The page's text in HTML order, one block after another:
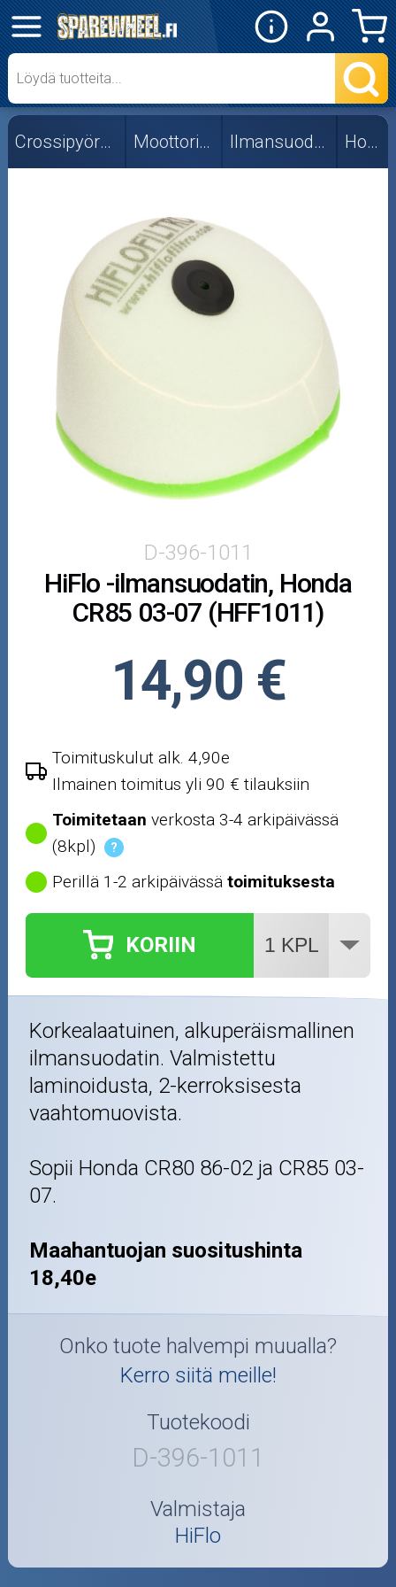
✕
Mopon osat
Skootterin osat
Crossipyörän osat
Moottoripyörän osat
Moottorikelkan osat
Mopoauton osat
Mönkijän osat
Ajovarusteet
Nastarenkaat
Öljyt ja kemikaalit
Työkalut
Outlet-tuotteet
Crossipyörän osat Moottorin osat Ilmansuodattimet Honda
D-396-1011
HiFlo -ilmansuodatin, Honda
CR85 03-07 (HFF1011)
14,90 €
Toimituskulut alk. 4,90e
Ilmainen toimitus yli 90 € tilauksiin
Toimitetaan verkosta 3-4 arkipäivässä
(8kpl)
?
Perillä 1-2 arkipäivässätoimituksesta
KORIIN
Korkealaatuinen, alkuperäismallinen
ilmansuodatin. Valmistettu
laminoidusta, 2-kerroksisesta
vaahtomuovista.
Sopii Honda CR80 86-02 ja CR85 03-
07.
Maahantuojan suositushinta
18,40e
Onko tuote halvempi muualla?
Kerro siitä meille!
Tuotekoodi
D-396-1011
Valmistaja
HiFlo